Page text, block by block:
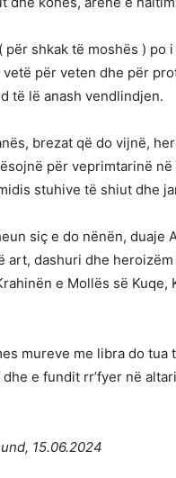
shkak të moshës ) po
për veten dhe për
të lë anash vendlindjen.
brezat që do vijnë,
për veprimtarinë
stuhive të shiut dhe
siç e do nënën,
art, dashuri dhe
e Mollës së
mureve me libra do tua
e fundit rr’fyer në
15.06.2024